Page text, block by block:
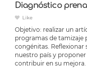
Diagnóstico
Like
Objetivo: realizar un
programas de tamizaje
congénitas. Reflexionar
nuestro país y
contribuir en su